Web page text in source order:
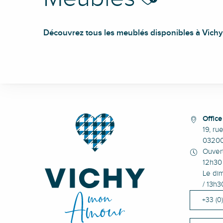
Découvrez tous les meublés disponibles à
Comme un lego
Résidence Paradis
Résidence Albert 1er F2
Palais du Commerce
Résidence Célestins 8
19,
Le
/
+33